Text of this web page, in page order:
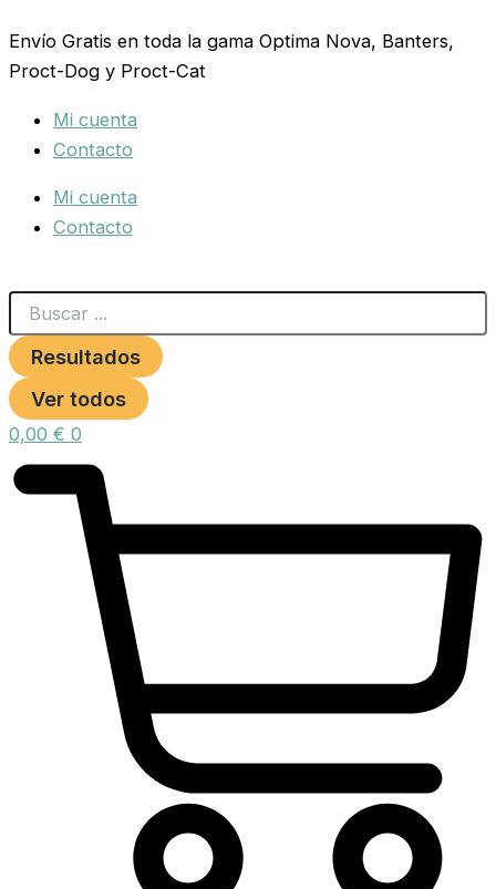
al
contenido
Envío Gratis en toda la gama Optima Nova, Banters,
Proct-Dog y Proct-Cat
Mi cuenta
Contacto
Mi cuenta
Contacto
...
Resultados
Ver todos
0,00 € 0
TOLVA
AVES
10
cantidad